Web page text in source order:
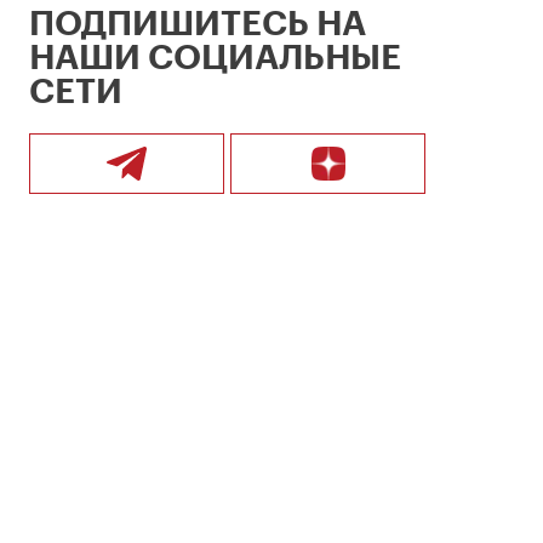
ПОДПИШИТЕСЬ НА
НАШИ СОЦИАЛЬНЫЕ
СЕТИ